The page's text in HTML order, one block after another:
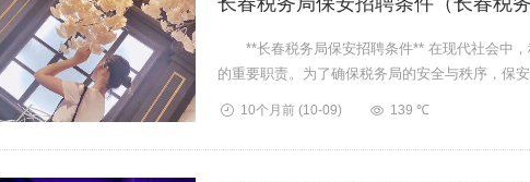
**长春税务局保安招聘条件** 在现代社会中，
的重要职责。为了确保税务局的安全与秩序，保
10个月前 (10-09) 139 ℃